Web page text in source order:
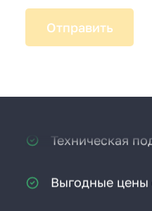
Отправить
Консультация